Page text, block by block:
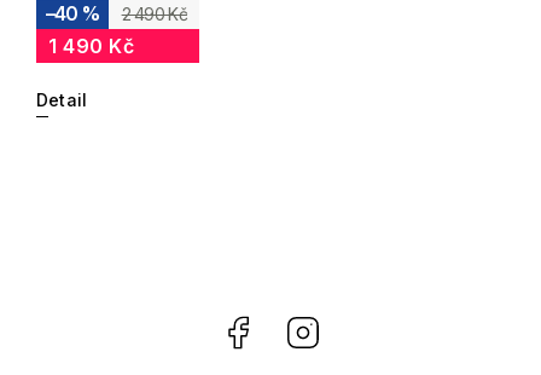
2 490 Kč
–40 %
1 490 Kč
Detail
Facebook